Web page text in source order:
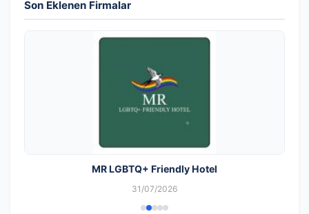
Son Eklenen Firmalar
MR LGBTQ+ Friendly Hotel
31/07/2026